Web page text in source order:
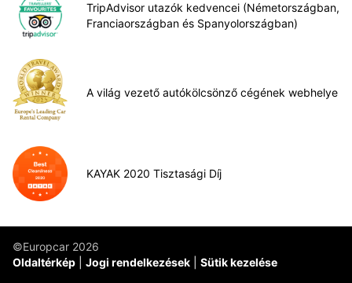
TripAdvisor utazók kedvencei (Németországban,
Franciaországban és Spanyolországban)
A világ vezető autókölcsönző cégének webhelye
KAYAK 2020 Tisztasági Díj
©Europcar 2026
Oldaltérkép
Jogi rendelkezések Sütik kezelése